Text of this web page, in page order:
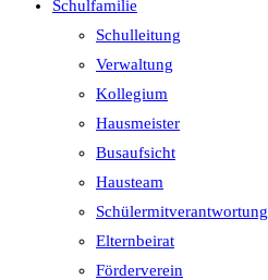
Schulfamilie
Schulleitung
Verwaltung
Kollegium
Hausmeister
Busaufsicht
Hausteam
Schülermitverantwortung
Elternbeirat
Förderverein